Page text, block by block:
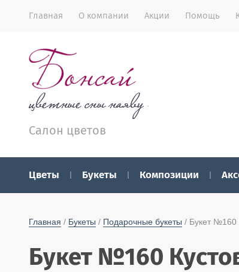
Главная О компании Акции Помощь
Салон цветов
Цветы Букеты Композиции
Главная / Букеты / Подарочные букеты / Букет №160
Букет №160